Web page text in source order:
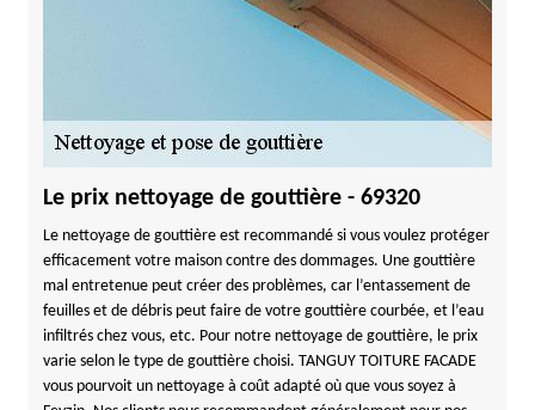
Le prix nettoyage de gouttière - 69320
Le nettoyage de gouttière est recommandé si vous voulez protéger
efficacement votre maison contre des dommages. Une gouttière
mal entretenue peut créer des problèmes, car l’entassement de
feuilles et de débris peut faire de votre gouttière courbée, et l’eau
infiltrés chez vous, etc. Pour notre nettoyage de gouttière, le prix
varie selon le type de gouttière choisi. TANGUY TOITURE FACADE
vous pourvoit un nettoyage à coût adapté où que vous soyez à